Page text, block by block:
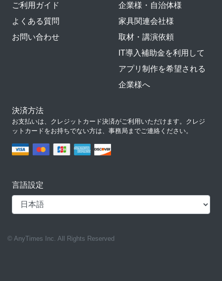
ご利用ガイド
よくある質問
お問い合わせ
企業様・自治体様
家具関連会社様
取材・講演依頼
IT導入補助金を利用して
アプリ制作を希望される
企業様へ
決済方法
お支払いは、クレジットカード決済がご利用いただけます。クレジ
ットカードをお持ちでない方は、事務局までご連絡ください。
言語設定
© AnyTimes Inc. All Rights Reserved